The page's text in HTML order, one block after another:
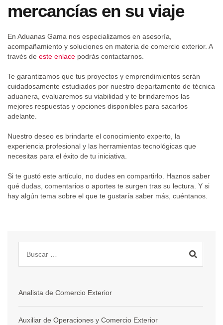
mercancías en su viaje
En Aduanas Gama nos especializamos en asesoría,
acompañamiento y soluciones en materia de comercio exterior. A
través de este enlace podrás contactarnos.
Te garantizamos que tus proyectos y emprendimientos serán
cuidadosamente estudiados por nuestro departamento de técnica
aduanera, evaluaremos su viabilidad y te brindaremos las
mejores respuestas y opciones disponibles para sacarlos
adelante.
Nuestro deseo es brindarte el conocimiento experto, la
experiencia profesional y las herramientas tecnológicas que
necesitas para el éxito de tu iniciativa.
Si te gustó este artículo, no dudes en compartirlo. Haznos saber
qué dudas, comentarios o aportes te surgen tras su lectura. Y si
hay algún tema sobre el que te gustaría saber más, cuéntanos.
Analista de Comercio Exterior
Auxiliar de Operaciones y Comercio Exterior